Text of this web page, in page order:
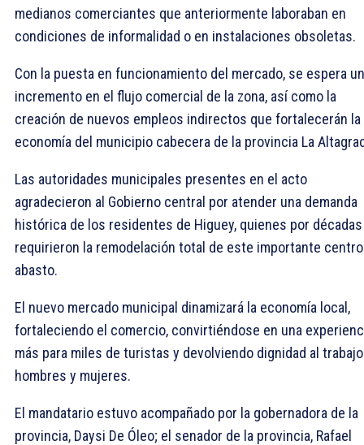
medianos comerciantes que anteriormente laboraban en
condiciones de informalidad o en instalaciones obsoletas.
Con la puesta en funcionamiento del mercado, se espera un
incremento en el flujo comercial de la zona, así como la
creación de nuevos empleos indirectos que fortalecerán la
economía del municipio cabecera de la provincia La
Las autoridades municipales presentes en el acto
agradecieron al Gobierno central por atender una demanda
histórica de los residentes de Higuey, quienes por décadas
requirieron la remodelación total de este importante
abasto.
El nuevo mercado municipal dinamizará la economía local,
fortaleciendo el comercio, convirtiéndose en una
más para miles de turistas y devolviendo dignidad al
hombres y mujeres.
El mandatario estuvo acompañado por la gobernadora de la
provincia, Daysi De Óleo; el senador de la provincia, Rafael